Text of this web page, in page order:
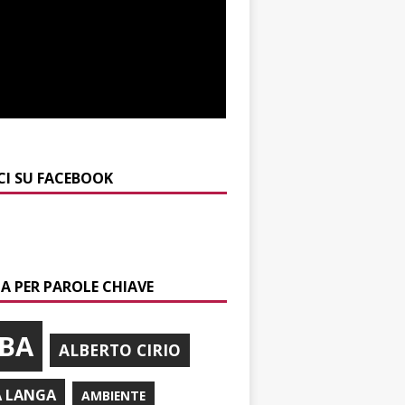
SU FACEBOOK
PER PAROLE CHIAVE
ALBERTO CIRIO
LANGA AMBIENTE